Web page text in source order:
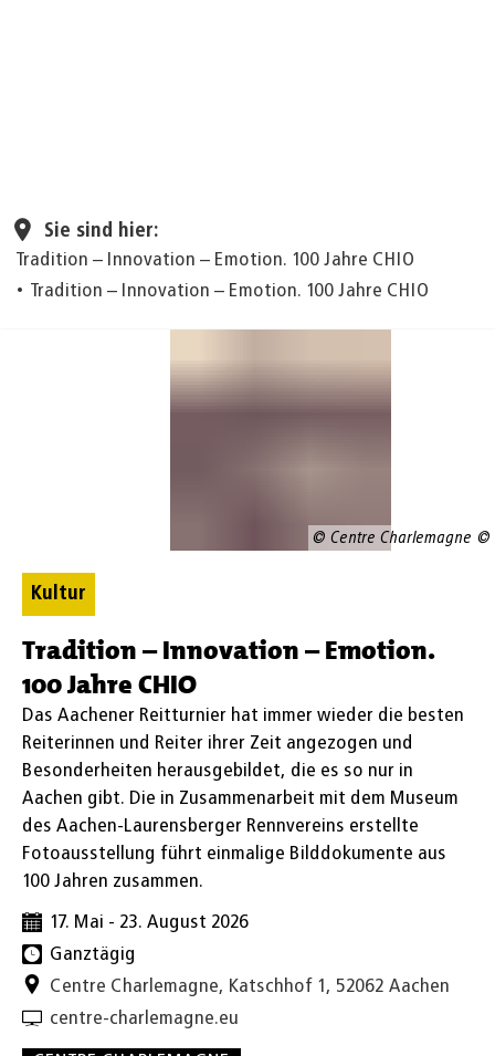
Sie sind hier:
Tradition – Innovation – Emotion. 100 Jahre CHIO
Tradition – Innovation – Emotion. 100 Jahre CHIO
Emotion.
100
Jahre
CHIO
© Centre Charlemagne
Kultur
Kategorie: Kultur
Tradition – Innovation – Emotion.
100 Jahre CHIO
Das Aachener Reitturnier hat immer wieder die besten
Reiterinnen und Reiter ihrer Zeit angezogen und
Besonderheiten herausgebildet, die es so nur in
Aachen gibt. Die in Zusammenarbeit mit dem Museum
des Aachen-Laurensberger Rennvereins erstellte
Fotoausstellung führt einmalige Bilddokumente aus
100 Jahren zusammen.
Datum:17. Mai - 23. August 2026
Uhrzeit:
Ganztägig
Centre Charlemagne, Katschhof 1, 52062 Aachen
centre-charlemagne.eu